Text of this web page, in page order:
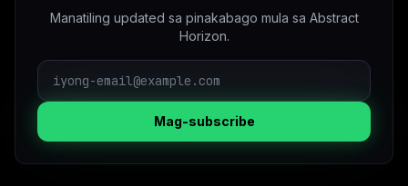
Manatiling updated sa pinakabago mula sa Abstract
Horizon.
Mag-subscribe